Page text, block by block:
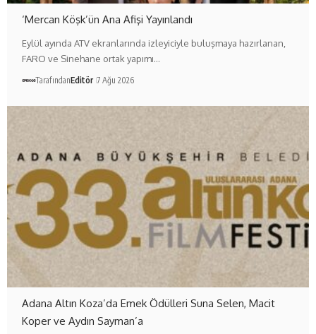
‘Mercan Köşk’ün Ana Afişi Yayınlandı
Eylül ayında ATV ekranlarında izleyiciyle buluşmaya hazırlanan,
FARO ve Sinehane ortak yapımı…
TarafındanEditör 7 Ağu 2026
Adana Altın Koza’da Emek Ödülleri Suna Selen, Macit
Koper ve Aydın Sayman’a